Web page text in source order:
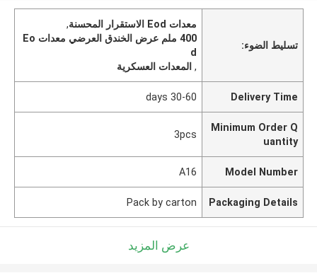
تسليط الضوء:
معدات Eod الاستقرار المحسنة
,
400 ملم عرض الخندق العرضي معدات Eo
d
,المعدات العسكرية
Delivery Time
30-60 days
Minimum Order Q
uantity
3pcs
Model Number
A16
Packaging Details
Pack by carton
عرض المزيد